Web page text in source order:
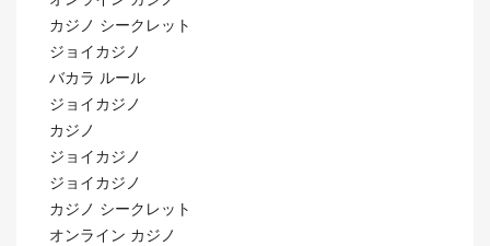
カジノ シークレット
ジョイカジノ
バカラ ルール
ジョイカジノ
カジノ
ジョイカジノ
ジョイカジノ
カジノ シークレット
オンライン カジノ